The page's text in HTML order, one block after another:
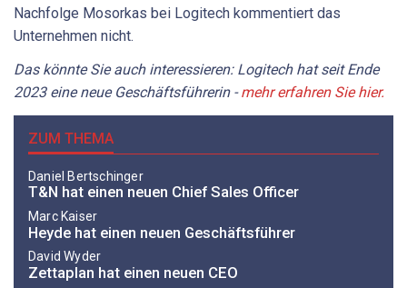
Nachfolge Mosorkas bei Logitech kommentiert das
Unternehmen nicht.
Das könnte Sie auch interessieren: Logitech hat seit Ende
2023 eine neue Geschäftsführerin -mehr erfahren Sie hier.
ZUM THEMA
Daniel Bertschinger
T&N hat einen neuen Chief Sales Officer
Marc Kaiser
Heyde hat einen neuen Geschäftsführer
David Wyder
Zettaplan hat einen neuen CEO